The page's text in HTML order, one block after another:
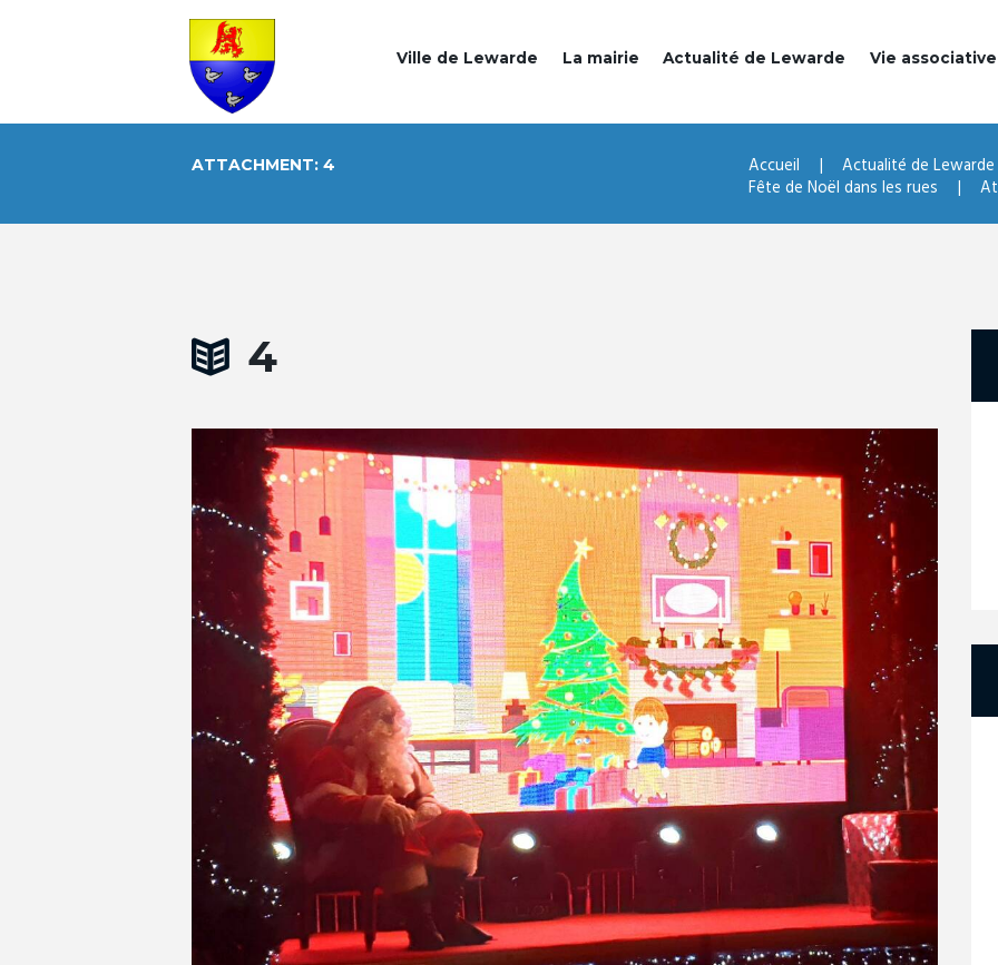
Ville de Lewarde La mairie Actualité de Lewarde Vie associative
ATTACHMENT: 4 Accueil Actualité de Lewarde
Fête de Noël dans les rues
4